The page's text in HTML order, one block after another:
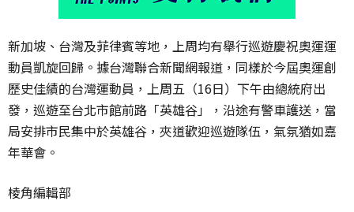
新加坡、台灣及菲律賓等地，上周均有舉行巡遊慶祝奧運運
動員凱旋回歸。據台灣聯合新聞網報道，同樣於今屆奧運創
歷史佳績的台灣運動員，上周五（16日）下午由總統府出
發，巡遊至台北市館前路「英雄谷」，沿途有警車護送，當
局安排市民集中於英雄谷，夾道歡迎巡遊隊伍，氣氛猶如嘉
年華會。
棱角編輯部